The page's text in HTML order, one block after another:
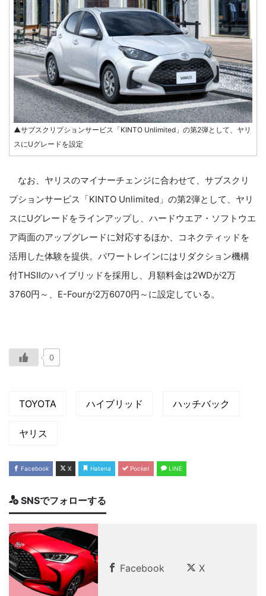
▲サブスクリプションサービス「KINTO Unlimited」の第2弾として、ヤリ
スにUグレードを設定
なお、ヤリスのマイナーチェンジに合わせて、サブスクリ
プションサービス「KINTO Unlimited」の第2弾として、ヤリ
スにUグレードをラインアップし、ハードウエア・ソフトウエ
ア両面のアップグレードに対応するほか、コネクティッドを
活用した体験を提供。パワートレインにはリダクション機構
付THSⅡのハイブリッドを採用し、月額料金は2WDが2万
3760円～、E-Fourが2万6070円～に設定している。
0
TOYOTA ハイブリッド ハッチバック
ヤリス
Facebook X Hatena Pocket LINE
SNSでフォローする
Facebook X